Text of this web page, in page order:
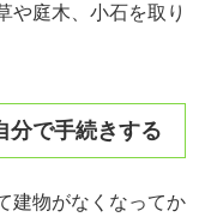
や庭木、小石を取り
分で手続きする
建物がなくなってか